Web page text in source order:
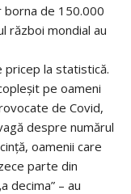
borna de 150.000
război mondial au
pricep la statistică.
pe oameni
de Covid,
despre numărul
oamenii care
parte din
decima” – au